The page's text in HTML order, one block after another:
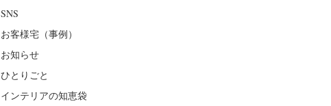
SNS
お客様宅（事例）
お知らせ
ひとりごと
インテリアの知恵袋